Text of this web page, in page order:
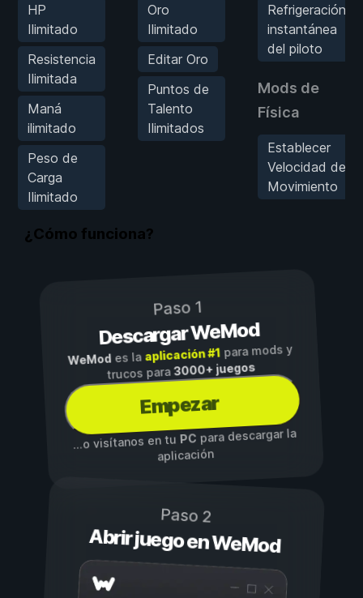
HP
Ilimitado
Resistencia
Ilimitada
Maná
ilimitado
Peso de
Carga
Ilimitado
Oro
Ilimitado
Editar Oro
Puntos de
Talento
Ilimitados
Refrigeración
instantánea
del piloto
Mods de
Física
Establecer
Velocidad de
Movimiento
¿Cómo funciona?
Paso 1
Descargar WeMod
WeMod es la aplicación #1para mods y
trucos para3000+ juegos
Empezar
...o visítanos en tuPCpara descargar la
aplicación
Paso 2
Abrir juego en WeMod